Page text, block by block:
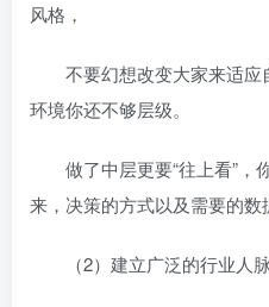
风格，
不要幻想改变大家来适
环境你还不够层级。
做了中层更要“往上看”，
来，决策的方式以及需要的数
（2）建立广泛的行业人脉